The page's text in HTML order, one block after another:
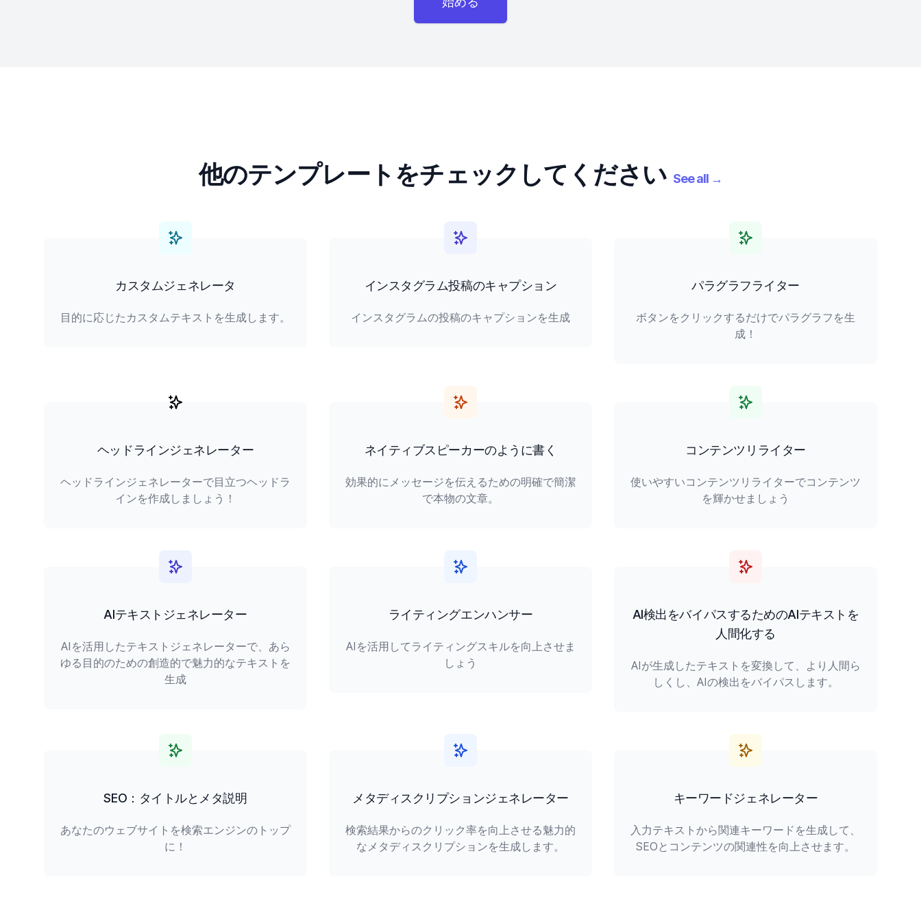
他のテンプレートをチェックしてください See all →
カスタムジェネレータ
目的に応じたカスタムテキストを生成します。
インスタグラム投稿のキャプション
インスタグラムの投稿のキャプションを生成
パラグラフライター
ボタンをクリックするだけでパラグラフを生
成！
ヘッドラインジェネレーター
ヘッドラインジェネレーターで目立つヘッドラ
インを作成しましょう！
ネイティブスピーカーのように書く
効果的にメッセージを伝えるための明確で簡潔
で本物の文章。
コンテンツリライター
使いやすいコンテンツリライターでコンテンツ
を輝かせましょう
AIテキストジェネレーター
AIを活用したテキストジェネレーターで、あら
ゆる目的のための創造的で魅力的なテキストを
生成
ライティングエンハンサー
AIを活用してライティングスキルを向上させま
しょう
AI検出をバイパスするためのAIテキストを
人間化する
AIが生成したテキストを変換して、より人間ら
しくし、AIの検出をバイパスします。
SEO：タイトルとメタ説明
あなたのウェブサイトを検索エンジンのトップ
に！
メタディスクリプションジェネレーター
検索結果からのクリック率を向上させる魅力的
なメタディスクリプションを生成します。
キーワードジェネレーター
入力テキストから関連キーワードを生成して、
SEOとコンテンツの関連性を向上させます。